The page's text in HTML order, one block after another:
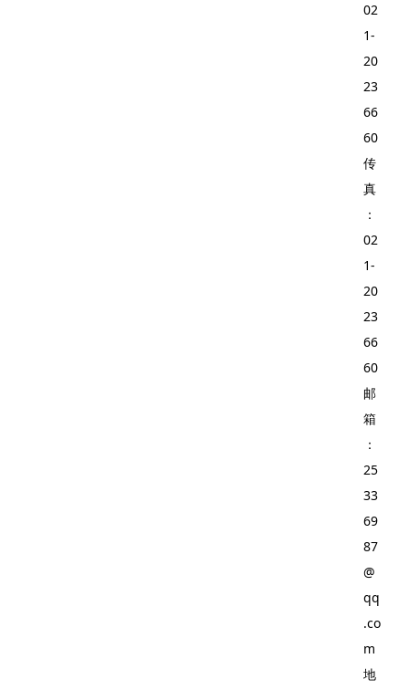
02
1-
20
23
66
60
传
真
：
02
1-
20
23
66
60
邮
箱
：
25
33
69
87
@
qq
.co
m
地